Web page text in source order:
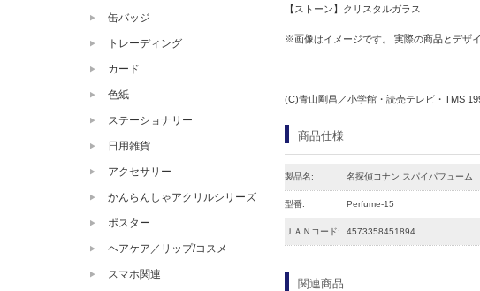
【ストーン】クリスタルガラス
※画像はイメージです。 実際の商品とデザ
(C)青山剛昌／小学館・読売テレビ・TMS
商品仕様
製品名: 名探偵コナン スパイパフューム
型番: Perfume-15
ＪＡＮコード: 4573358451894
関連商品
缶バッジ
トレーディング
カード
色紙
ステーショナリー
日用雑貨
アクセサリー
かんらんしゃアクリルシリーズ
ポスター
ヘアケア／リップ/コスメ
スマホ関連